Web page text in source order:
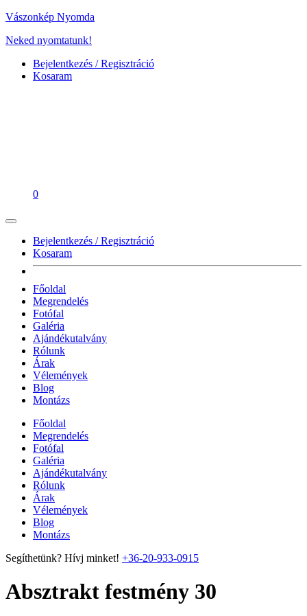
Vászonkép Nyomda
Neked nyomtatunk!
Bejelentkezés / Regisztráció
Kosaram
0
Bejelentkezés / Regisztráció
Kosaram
Főoldal
Megrendelés
Fotófal
Galéria
Ajándékutalvány
Rólunk
Árak
Vélemények
Blog
Montázs
Főoldal
Megrendelés
Fotófal
Galéria
Ajándékutalvány
Rólunk
Árak
Vélemények
Blog
Montázs
Segíthetünk? Hívj minket! +36-20-933-0915
Absztrakt festmény 30